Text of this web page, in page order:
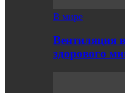
В мире
Вентиляция
здорового